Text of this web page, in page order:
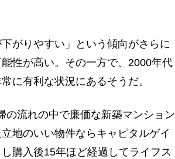
がりやすい」という傾向がさらに
性が高い。その一方で、2000年代
に有利な状況にあるそうだ。
の流れの中で廉価な新築マンション
地のいい物件ならキャピタルゲイ
購入後15年ほど経過してライフス